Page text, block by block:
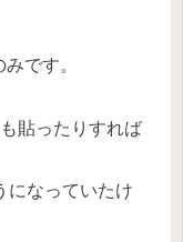
です。
貼ったりすれば
になっていたけ